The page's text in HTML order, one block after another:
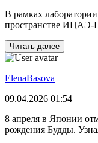
В рамках
пространстве ИЦАЭ-
Читать далее
ElenaBasova
09.04.2026 01:54
8 апреля в Японии
рождения Будды.